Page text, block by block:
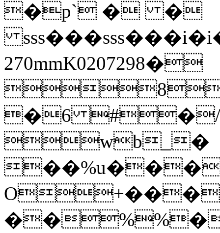
�p` � �
270mmK0207298�
�6
wb_�